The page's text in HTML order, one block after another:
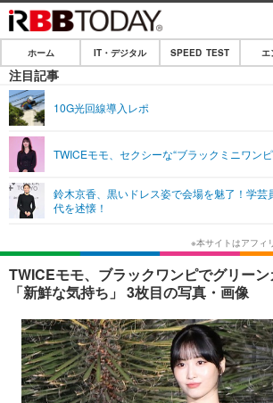
ホーム
IT・デジタル
ショッピング
SPEED TEST
エンタメ
エンタメTOP
音楽
ショッピング
ライフ
ライフTOP
ペット
その他
リリース一覧
プッシュ通知の停止方法
ホーム IT・デジタル SPEED TEST エ
注目記事
10G光回線導入レポ
TWICEモモ、セクシーな“ブラックミニワン
鈴木京香、黒いドレス姿で会場を魅了！学芸
代を述懐！
TWICEモモ、ブラックワンピでグリー
「新鮮な気持ち」 3枚目の写真・画像